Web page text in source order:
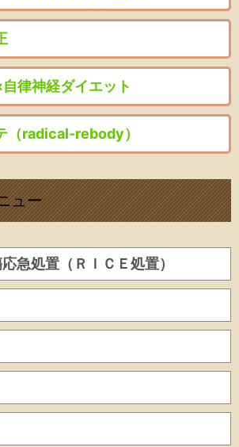
律神経ダイエット
（radical-rebody）
ュー
急処置（ＲＩＣＥ処置）